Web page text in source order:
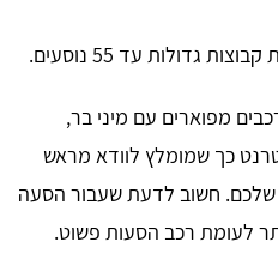
גדולות עד 55 נוסעים.
מפוארים עם מיני בר,
כך שמומלץ לוודא מראש
שלכם. חשוב לדעת שעבור הסעה
לעומת רכב הסעות פשוט.